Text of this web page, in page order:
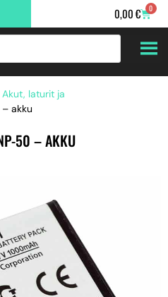
0,00€ 0
Akut, laturit ja
akku
50 – AKKU